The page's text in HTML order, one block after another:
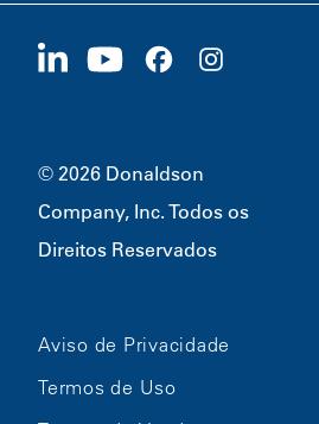
Fornecedores
Sustentabilidade
1400 W 94th Street
© 2026 Donaldson
Company, Inc. Todos os
Direitos Reservados
Aviso de Privacidade
Termos de Uso